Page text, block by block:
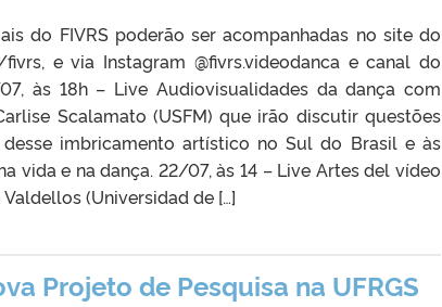
do FIVRS poderão ser acompanhadas no site do
e via Instagram @fivrs.videodanca e canal do
às 18h – Live Audiovisualidades da dança com
Scalamato (USFM) que irão discutir questões
imbricamento artístico no Sul do Brasil e às
vida e na dança. 22/07, às 14 – Live Artes del vídeo
(Universidad de […]
Projeto de Pesquisa na UFRGS